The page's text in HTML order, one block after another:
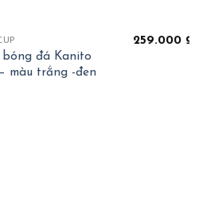
đá Kanito
màu trắng -đen
259.000 ₫